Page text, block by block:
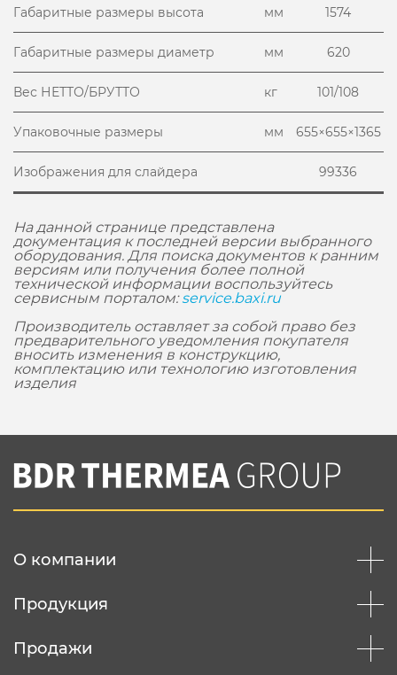
Габаритные размеры высота мм 1574
Габаритные размеры диаметр мм 620
Вес НЕТТО/БРУТТО кг 101/108
Упаковочные размеры мм 655×655×1365
Изображения для слайдера 99336
На данной странице представлена
документация к последней версии выбранного
оборудования. Для поиска документов к ранним
версиям или получения более полной
технической информации воспользуйтесь
сервисным порталом:service.baxi.ru
Производитель оставляет за собой право без
предварительного уведомления покупателя
вносить изменения в конструкцию,
комплектацию или технологию изготовления
изделия
О компании
Продукция
Продажи